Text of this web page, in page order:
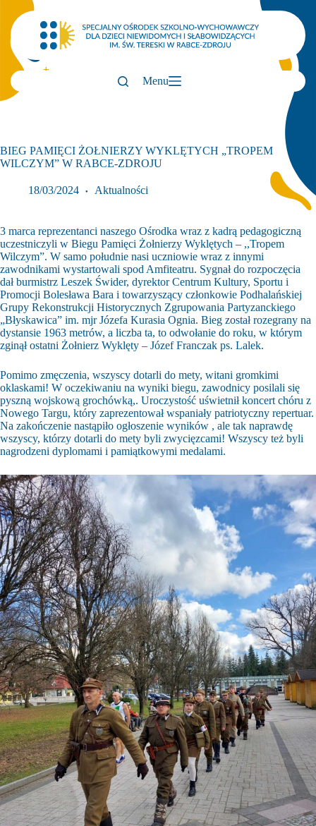
treści
Menu
BIEG PAMIĘCI ŻOŁNIERZY WYKLĘTYCH „TROPEM
WILCZYM” W RABCE-ZDROJU
18/03/2024 Aktualności
3 marca reprezentanci naszego Ośrodka wraz z kadrą pedagogiczną
uczestniczyli w Biegu Pamięci Żołnierzy Wyklętych – ,,Tropem
Wilczym”. W samo południe nasi uczniowie wraz z innymi
zawodnikami wystartowali spod Amfiteatru. Sygnał do rozpoczęcia
dał burmistrz Leszek Świder, dyrektor Centrum Kultury, Sportu i
Promocji Bolesława Bara i towarzyszący członkowie Podhalańskiej
Grupy Rekonstrukcji Historycznych Zgrupowania Partyzanckiego
„Błyskawica” im. mjr Józefa Kurasia Ognia. Bieg został rozegrany na
dystansie 1963 metrów, a liczba ta, to odwołanie do roku, w którym
zginął ostatni Żołnierz Wyklęty – Józef Franczak ps. Lalek.
Pomimo zmęczenia, wszyscy dotarli do mety, witani gromkimi
oklaskami! W oczekiwaniu na wyniki biegu, zawodnicy posilali się
pyszną wojskową grochówką,. Uroczystość uświetnił koncert chóru z
Nowego Targu, który zaprezentował wspaniały patriotyczny repertuar.
Na zakończenie nastąpiło ogłoszenie wyników , ale tak naprawdę
wszyscy, którzy dotarli do mety byli zwycięzcami! Wszyscy też byli
nagrodzeni dyplomami i pamiątkowymi medalami.